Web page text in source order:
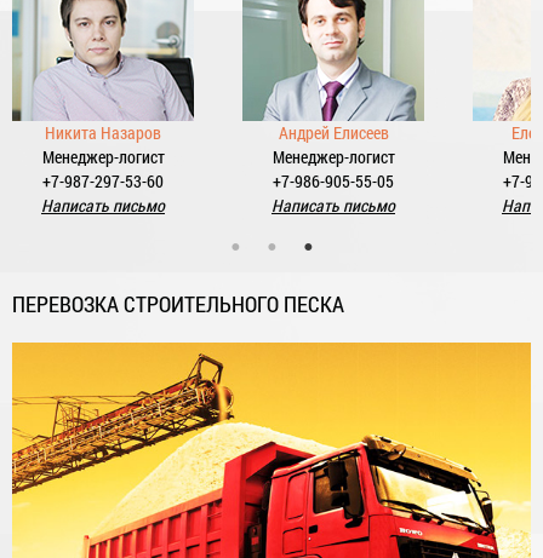
Никита Назаров
Менеджер-логист
+7-987-297-53-60
Написать письмо
Андрей Елисеев
Менеджер-логист
+7-986-905-55-05
Написать письмо
+7-
ПЕРЕВОЗКА СТРОИТЕЛЬНОГО ПЕСКА